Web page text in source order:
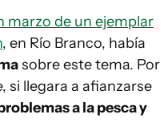
marzo de un ejemplar
, en Río Branco, había
sobre este tema. Por
si llegara a afianzarse
a la pesca y